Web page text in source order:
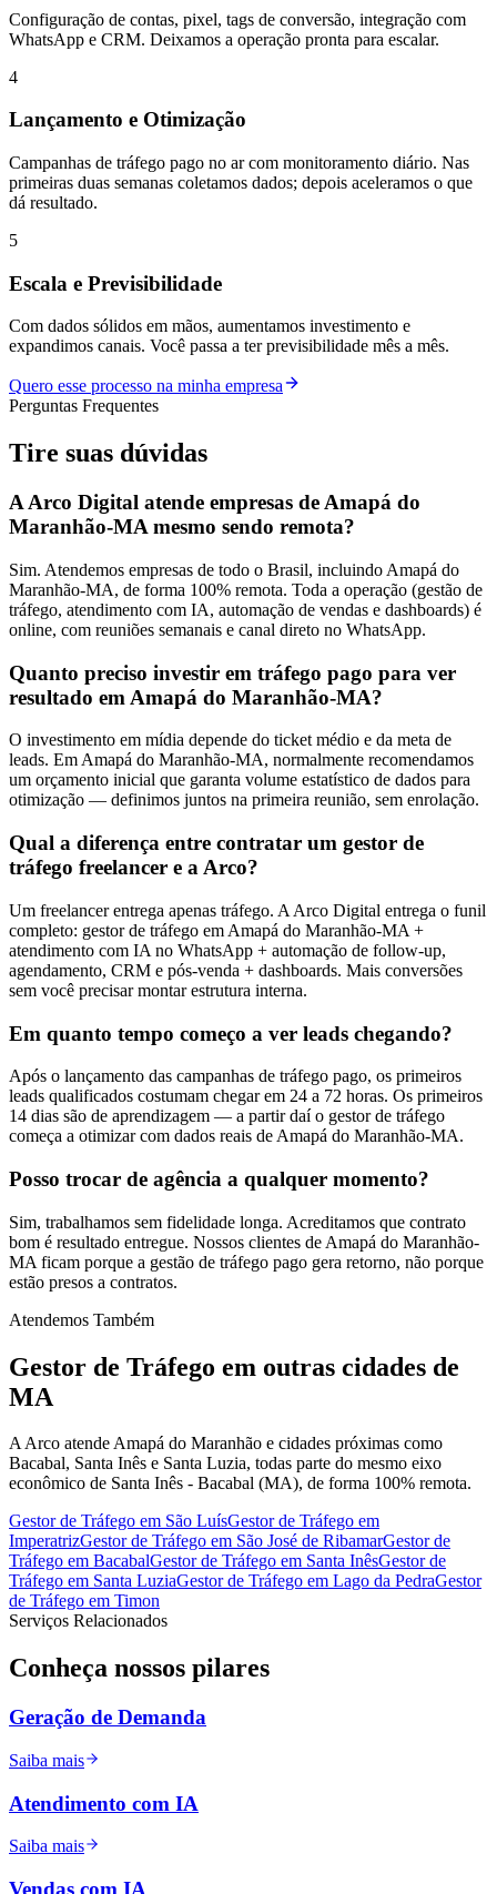
Configuração de contas, pixel, tags de conversão, integração com
WhatsApp e CRM. Deixamos a operação pronta para escalar.
4
Lançamento e Otimização
Campanhas de tráfego pago no ar com monitoramento diário. Nas
primeiras duas semanas coletamos dados; depois aceleramos o que
dá resultado.
5
Escala e Previsibilidade
Com dados sólidos em mãos, aumentamos investimento e
expandimos canais. Você passa a ter previsibilidade mês a mês.
Quero esse processo na minha empresa
Perguntas Frequentes
Tire suas dúvidas
A Arco Digital atende empresas de Amapá do
Maranhão-MA mesmo sendo remota?
Sim. Atendemos empresas de todo o Brasil, incluindo Amapá do
Maranhão-MA, de forma 100% remota. Toda a operação (gestão de
tráfego, atendimento com IA, automação de vendas e dashboards) é
online, com reuniões semanais e canal direto no WhatsApp.
Quanto preciso investir em tráfego pago para ver
resultado em Amapá do Maranhão-MA?
O investimento em mídia depende do ticket médio e da meta de
leads. Em Amapá do Maranhão-MA, normalmente recomendamos
um orçamento inicial que garanta volume estatístico de dados para
otimização — definimos juntos na primeira reunião, sem enrolação.
Qual a diferença entre contratar um gestor de
tráfego freelancer e a Arco?
Um freelancer entrega apenas tráfego. A Arco Digital entrega o funil
completo: gestor de tráfego em Amapá do Maranhão-MA +
atendimento com IA no WhatsApp + automação de follow-up,
agendamento, CRM e pós-venda + dashboards. Mais conversões
sem você precisar montar estrutura interna.
Em quanto tempo começo a ver leads chegando?
Após o lançamento das campanhas de tráfego pago, os primeiros
leads qualificados costumam chegar em 24 a 72 horas. Os primeiros
14 dias são de aprendizagem — a partir daí o gestor de tráfego
começa a otimizar com dados reais de Amapá do Maranhão-MA.
Posso trocar de agência a qualquer momento?
Sim, trabalhamos sem fidelidade longa. Acreditamos que contrato
bom é resultado entregue. Nossos clientes de Amapá do Maranhão-
MA ficam porque a gestão de tráfego pago gera retorno, não porque
estão presos a contratos.
Atendemos Também
Gestor de Tráfego em outras cidades de
MA
A Arco atende Amapá do Maranhão e cidades próximas como
Bacabal, Santa Inês e Santa Luzia, todas parte do mesmo eixo
econômico de Santa Inês - Bacabal (MA), de forma 100% remota.
Gestor de Tráfego em São LuísGestor de Tráfego em
ImperatrizGestor de Tráfego em São José de RibamarGestor de
Tráfego em BacabalGestor de Tráfego em Santa InêsGestor de
Tráfego em Santa LuziaGestor de Tráfego em Lago da PedraGestor
de Tráfego em Timon
Serviços Relacionados
Conheça nossos pilares
Geração de Demanda
Saiba mais
Atendimento com IA
Saiba mais
Vendas com IA